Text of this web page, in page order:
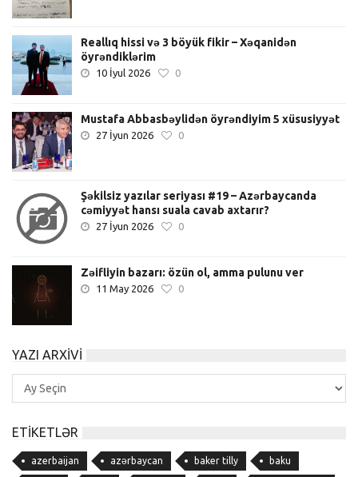
Reallıq hissi və 3 böyük fikir – Xəqanidən
öyrəndiklərim
10 İyul 2026 0
Mustafa Abbasbəylidən öyrəndiyim 5 xüsusiyyət
27 İyun 2026 0
Şəkilsiz yazılar seriyası #19 – Azərbaycanda
cəmiyyət hansı suala cavab axtarır?
27 İyun 2026 0
Zəifliyin bazarı: özün ol, amma pulunu ver
11 May 2026 0
YAZI ARXIVI
Yazı
Arxivi
ETIKETLƏR
azerbaijan azərbaycan baker tilly baku